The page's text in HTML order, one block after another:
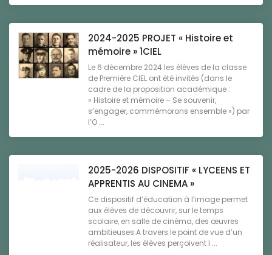
2024-2025 PROJET « Histoire et
mémoire » 1CIEL
Le 6 décembre 2024 les élèves de la classe
de Première CIEL ont été invités (dans le
cadre de la proposition académique :
« Histoire et mémoire – Se souvenir,
s’engager, commémorons ensemble ») par
l’O ...
2025-2026 DISPOSITIF « LYCEENS ET
APPRENTIS AU CINEMA »
Ce dispositif d’éducation à l’image permet
aux élèves de découvrir, sur le temps
scolaire, en salle de cinéma, des œuvres
ambitieuses.A travers le point de vue d’un
réalisateur, les élèves perçoivent l ...